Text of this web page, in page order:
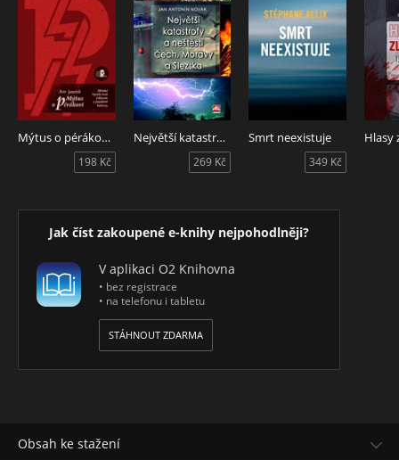
Mýtus o pérákovi. Městská legenda mezi folklorem a populární kulturou.
198 Kč
Největší katastrofy a neštěstí Čech, Moravy a Slezska
269 Kč
Smrt neexistuje
349 Kč
Hlasy
Jak číst zakoupené e-knihy nejpohodlněji?
V aplikaci O2 Knihovna
• bez registrace
• na telefonu i tabletu
STÁHNOUT ZDARMA
Obsah ke stažení